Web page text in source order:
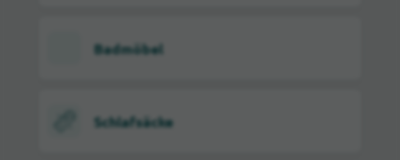
Badmöbel
Schlafsäcke